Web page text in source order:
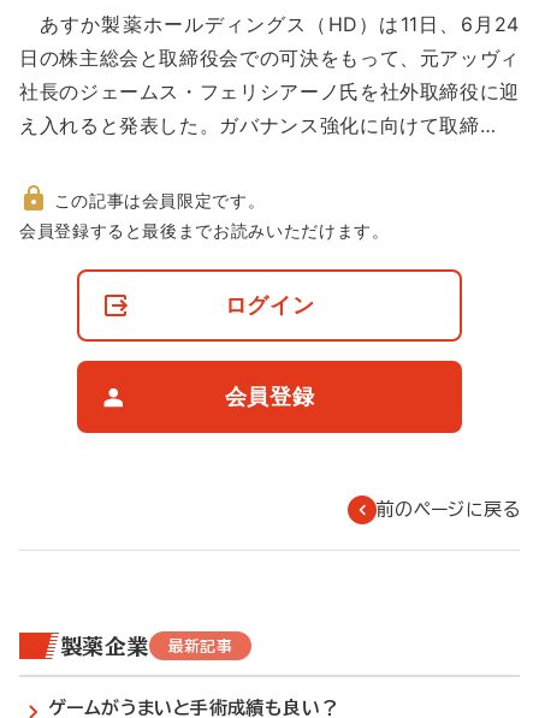
動
あすか製薬ホールディングス（HD）は11日、6月24
日の株主総会と取締役会での可決をもって、元アッヴィ
社長のジェームス・フェリシアーノ氏を社外取締役に迎
え入れると発表した。ガバナンス強化に向けて取締…
非
この記事は会員限定です。
会員登録すると最後までお読みいただけます。
ログイン
会員登録
前のページに戻る
製薬企業 最新記事
ゲームがうまいと手術成績も良い？